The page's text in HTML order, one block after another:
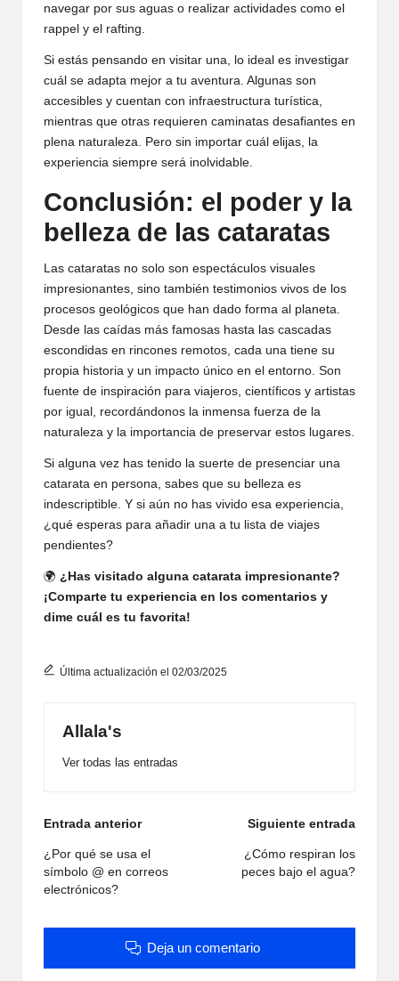
navegar por sus aguas o realizar actividades como el
rappel y el rafting.
Si estás pensando en visitar una, lo ideal es investigar
cuál se adapta mejor a tu aventura. Algunas son
accesibles y cuentan con infraestructura turística,
mientras que otras requieren caminatas desafiantes en
plena naturaleza. Pero sin importar cuál elijas, la
experiencia siempre será inolvidable.
Conclusión: el poder y la
belleza de las cataratas
Las cataratas no solo son espectáculos visuales
impresionantes, sino también testimonios vivos de los
procesos geológicos que han dado forma al planeta.
Desde las caídas más famosas hasta las cascadas
escondidas en rincones remotos, cada una tiene su
propia historia y un impacto único en el entorno. Son
fuente de inspiración para viajeros, científicos y artistas
por igual, recordándonos la inmensa fuerza de la
naturaleza y la importancia de preservar estos lugares.
Si alguna vez has tenido la suerte de presenciar una
catarata en persona, sabes que su belleza es
indescriptible. Y si aún no has vivido esa experiencia,
¿qué esperas para añadir una a tu lista de viajes
pendientes?
🌍 ¿Has visitado alguna catarata impresionante?
¡Comparte tu experiencia en los comentarios y
dime cuál es tu favorita!
Última actualización el 02/03/2025
Allala's
Ver todas las entradas
Navegación
de
entradas
Entrada anterior
¿Por qué se usa el
símbolo @ en correos
electrónicos?
Siguiente entrada
¿Cómo respiran los
peces bajo el agua?
Deja un comentario